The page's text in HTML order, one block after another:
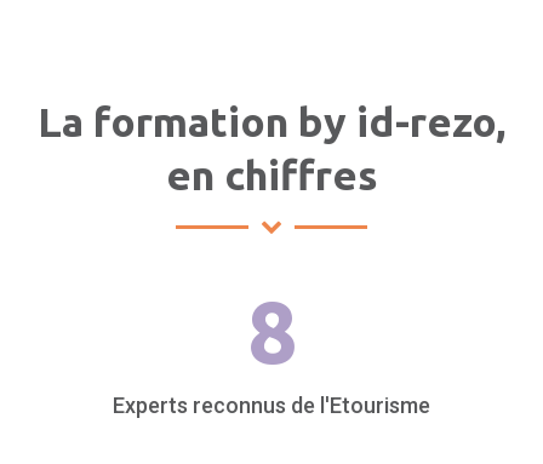
La formation by id-rezo,
en chiffres
8
Experts reconnus de l'Etourisme